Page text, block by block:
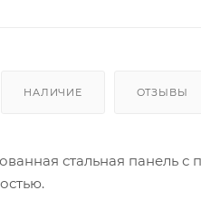
НАЛИЧИЕ ОТЗЫВЫ
стальная